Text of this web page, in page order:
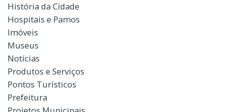
História da Cidade
Hospitais e Pamos
Imóveis
Museus
Notícias
Produtos e Serviços
Pontos Turísticos
Prefeitura